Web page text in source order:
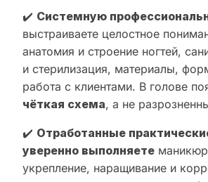
✔️ Системную
выстраиваете целостное
анатомия и строение ногтей,
и стерилизация, материалы,
работа с клиентами. В голове
чёткая схема, а не
✔️ Отработанные
уверенно выполняете
укрепление, наращивание и